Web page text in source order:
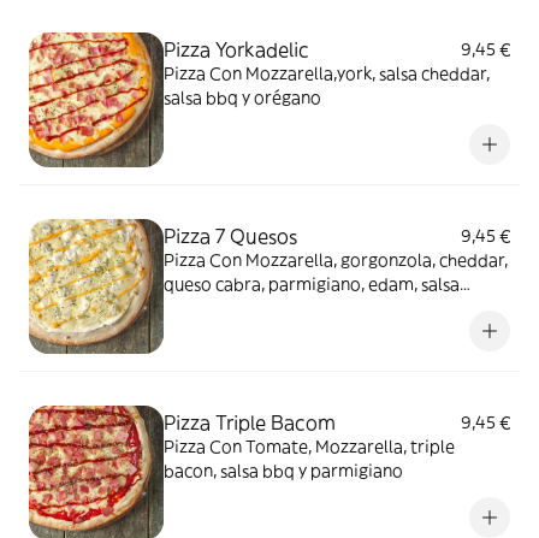
Pizza Yorkadelic
9,45 €
Pizza Con Mozzarella,york, salsa cheddar,
salsa bbq y orégano
Pizza 7 Quesos
9,45 €
Pizza Con Mozzarella, gorgonzola, cheddar,
queso cabra, parmigiano, edam, salsa
Pizza Triple Bacom
9,45 €
Pizza Con Tomate, Mozzarella, triple
bacon, salsa bbq y parmigiano